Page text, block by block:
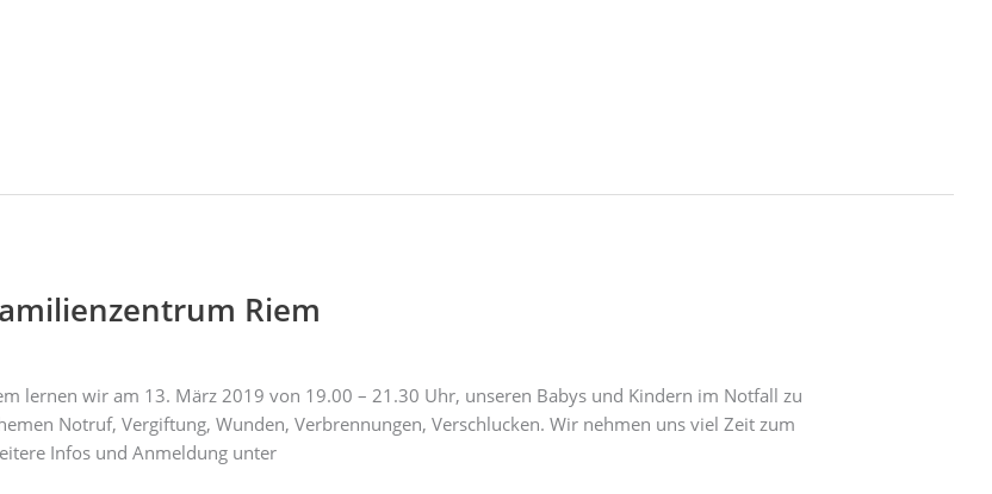
Riem
lernen wir am 13. März 2019 von 19.00 – 21.30 Uhr, unseren Babys und Kindern im Notfall zu
Notruf, Vergiftung, Wunden, Verbrennungen, Verschlucken. Wir nehmen uns viel Zeit zum
Infos und Anmeldung unter